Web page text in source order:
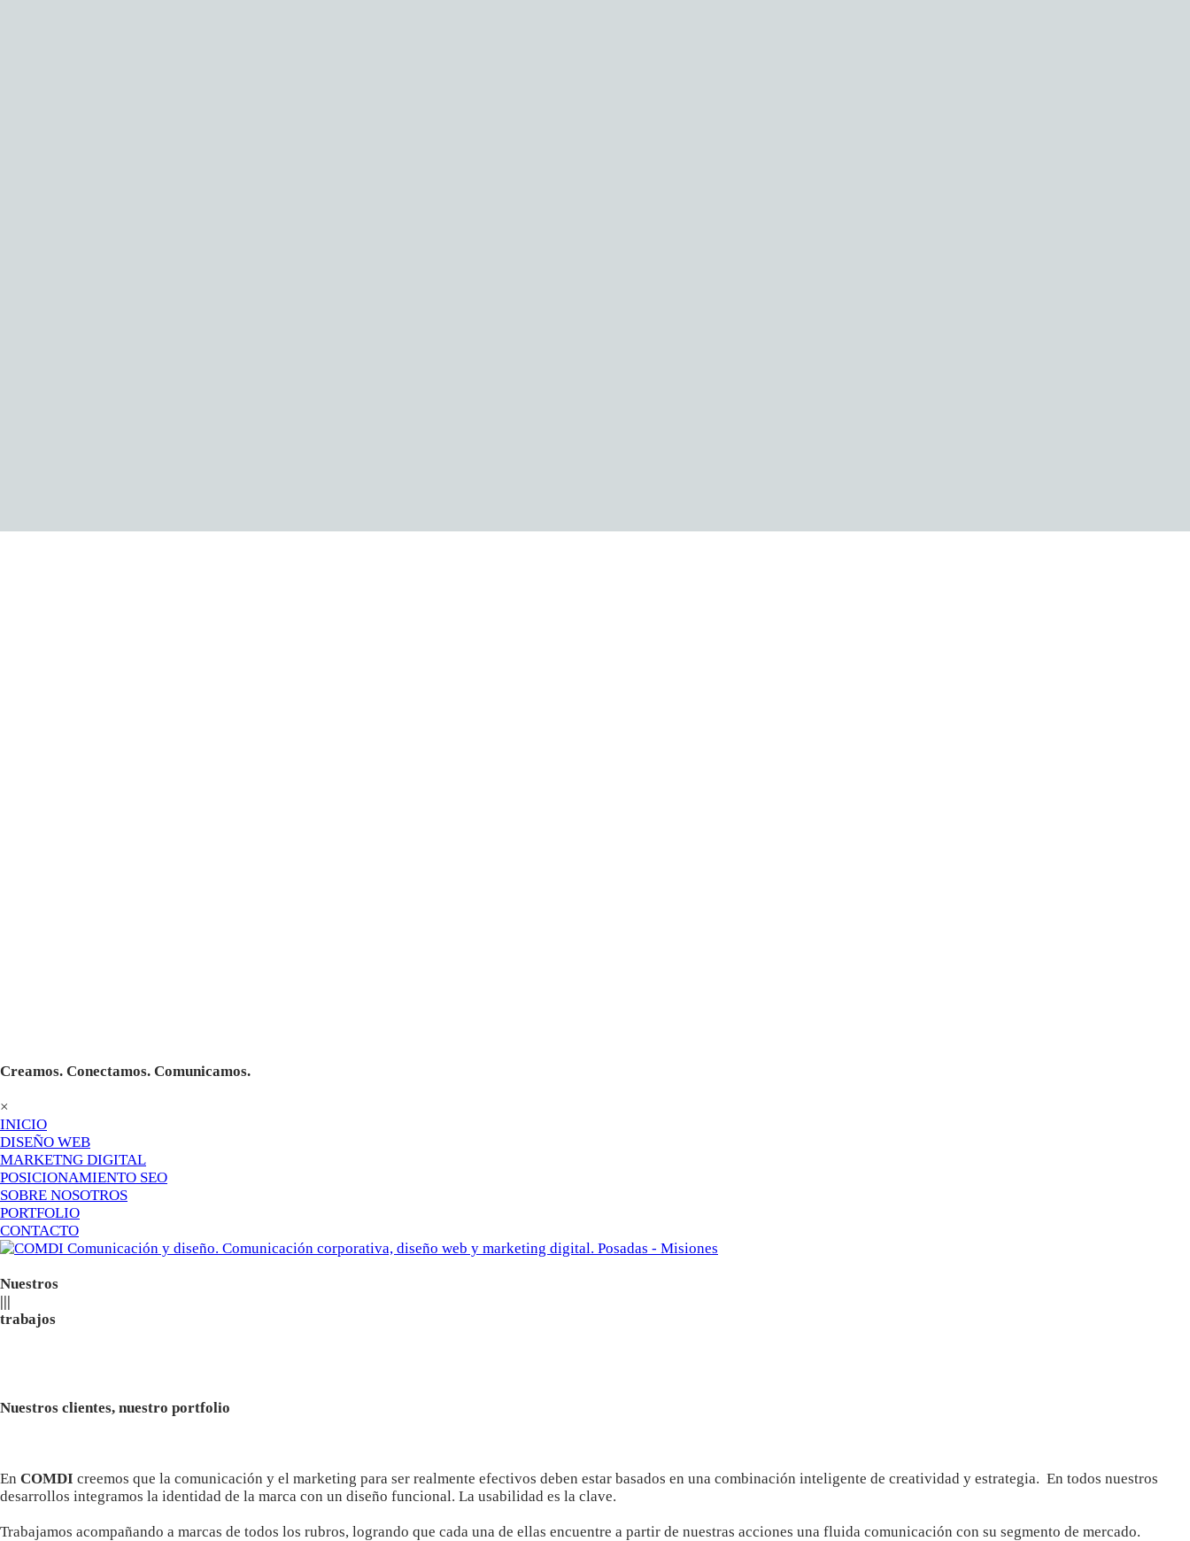
Creamos. Conectamos. Comunicamos.
×
INICIO
DISEÑO WEB
MARKETNG DIGITAL
POSICIONAMIENTO SEO
SOBRE NOSOTROS
PORTFOLIO
CONTACTO
Nuestros
|||
trabajos
Nuestros clientes, nuestro portfolio
En COMDI creemos que la comunicación y el marketing para ser realmente efectivos deben estar basados en una combinación inteligente de creatividad y estrategia. En todos nuestros
desarrollos integramos la identidad de la marca con un diseño funcional. La usabilidad es la clave.
Trabajamos acompañando a marcas de todos los rubros, logrando que cada una de ellas encuentre a partir de nuestras acciones una fluida comunicación con su segmento de mercado.